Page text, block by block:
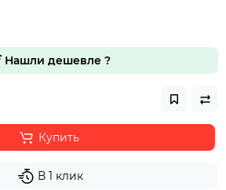
Нашли дешевле ?
Купить
В 1 клик